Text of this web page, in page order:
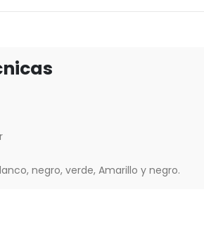
negro, verde, Amarillo y negro.